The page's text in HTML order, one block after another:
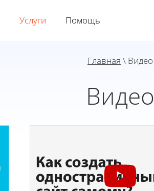
Услуги Помощь
Главная \ Видео
Видео